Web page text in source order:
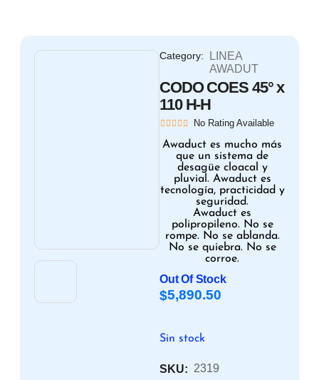
Category:
LINEA
AWADUT
CODO COES 45° x
110 H-H
No Rating Available
Awaduct es mucho más
que un sistema de
desagüe cloacal y
pluvial. Awaduct es
tecnología, practicidad y
seguridad.
Awaduct es
polipropileno. No se
rompe. No se ablanda.
No se quiebra. No se
corroe.
Out Of Stock
$5,890.50
Sin stock
SKU: 2319